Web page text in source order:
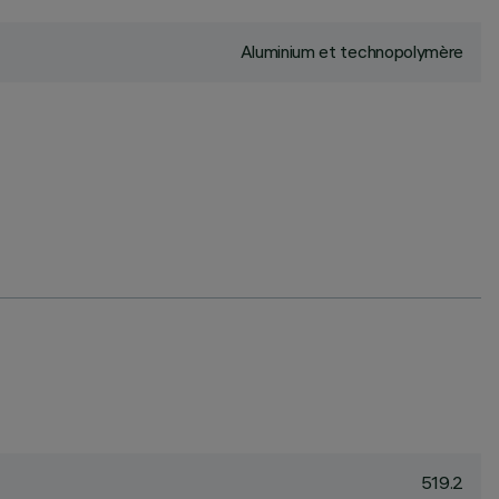
Aluminium et technopolymère
519.2